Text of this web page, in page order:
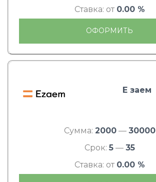
Ставка: от 0.00 %
ОФОРМИТЬ
Е заем
Сумма: 2000— 30000
Срок: 5— 35
Ставка: от 0.00 %